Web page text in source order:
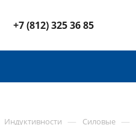
+7 (812) 325 36 85
Индуктивности — Силовые —